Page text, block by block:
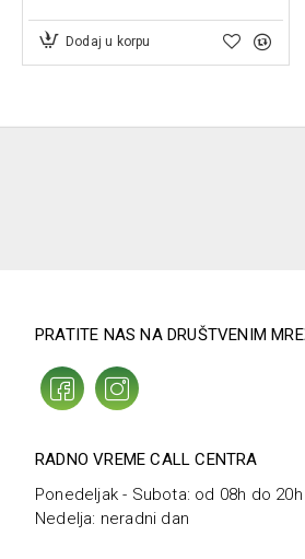
Dodaj u korpu
PRATITE NAS NA DRUŠTVENIM
RADNO VREME CALL CENTRA
Ponedeljak - Subota: od 08h do 20h
Nedelja: neradni dan